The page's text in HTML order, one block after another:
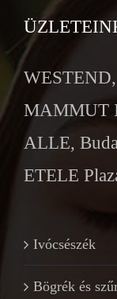
MAMMUT
ALLE,
ETELE
Ivócsészék
Bögrék és